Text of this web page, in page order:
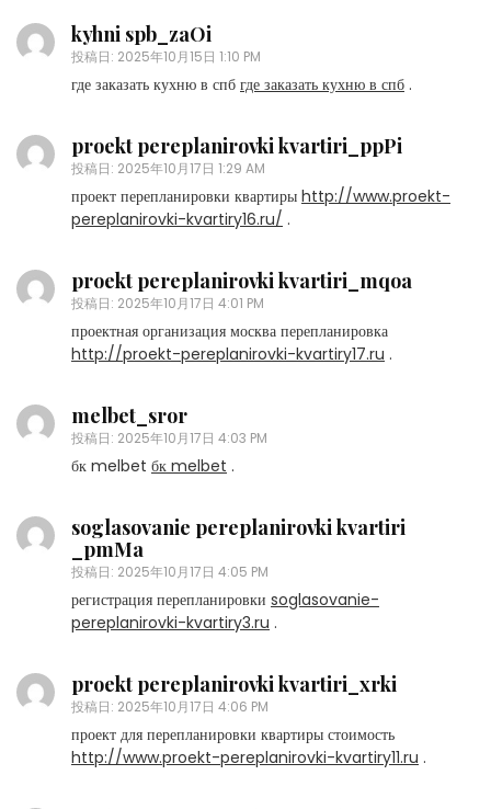
kyhni spb_zaOi
投稿日: 2025年10月15日 1:10 PM
где заказать кухню в спб где заказать кухню в спб .
proekt pereplanirovki kvartiri_ppPi
投稿日: 2025年10月17日 1:29 AM
проект перепланировки квартиры http://www.proekt-
pereplanirovki-kvartiry16.ru/ .
proekt pereplanirovki kvartiri_mqoa
投稿日: 2025年10月17日 4:01 PM
проектная организация москва перепланировка
http://proekt-pereplanirovki-kvartiry17.ru .
melbet_sror
投稿日: 2025年10月17日 4:03 PM
бк melbet бк melbet .
soglasovanie pereplanirovki kvartiri
_pmMa
投稿日: 2025年10月17日 4:05 PM
регистрация перепланировки soglasovanie-
pereplanirovki-kvartiry3.ru .
proekt pereplanirovki kvartiri_xrki
投稿日: 2025年10月17日 4:06 PM
проект для перепланировки квартиры стоимость
http://www.proekt-pereplanirovki-kvartiry11.ru .